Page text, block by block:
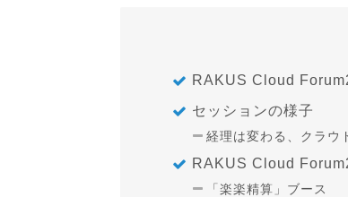
RAKUS Cloud
セッションの様子
経理は変わる、クラ
RAKUS Cloud
「楽楽精算」ブース